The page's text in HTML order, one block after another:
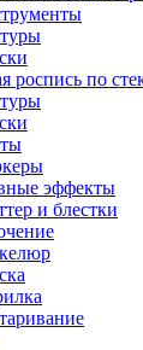
роспись по
эффекты
и блестки